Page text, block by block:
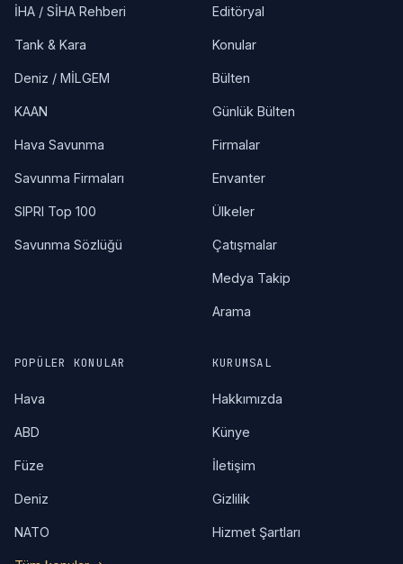
İHA / SİHA Rehberi
Tank & Kara
Deniz / MİLGEM
KAAN
Hava Savunma
Savunma Firmaları
SIPRI Top 100
Savunma Sözlüğü
Editöryal
Konular
Bülten
Günlük Bülten
Firmalar
Envanter
Ülkeler
Çatışmalar
Medya Takip
Arama
POPÜLER KONULAR
Hava
ABD
Füze
Deniz
NATO
KURUMSAL
Hakkımızda
Künye
İletişim
Gizlilik
Hizmet Şartları